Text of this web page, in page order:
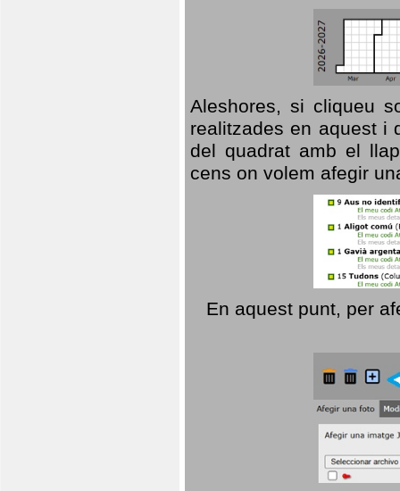
Aleshores, si cliqueu
realitzades en aquest i
del quadrat amb el
cens on volem afegir
En aquest punt, per